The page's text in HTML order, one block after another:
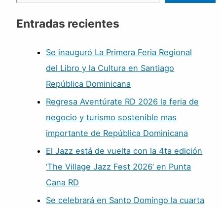
Entradas recientes
Se inauguró La Primera Feria Regional
del Libro y la Cultura en Santiago
República Dominicana
Regresa Aventúrate RD 2026 la feria de
negocio y turismo sostenible mas
importante de República Dominicana
El Jazz está de vuelta con la 4ta edición
‘The Village Jazz Fest 2026’ en Punta
Cana RD
Se celebrará en Santo Domingo la cuarta